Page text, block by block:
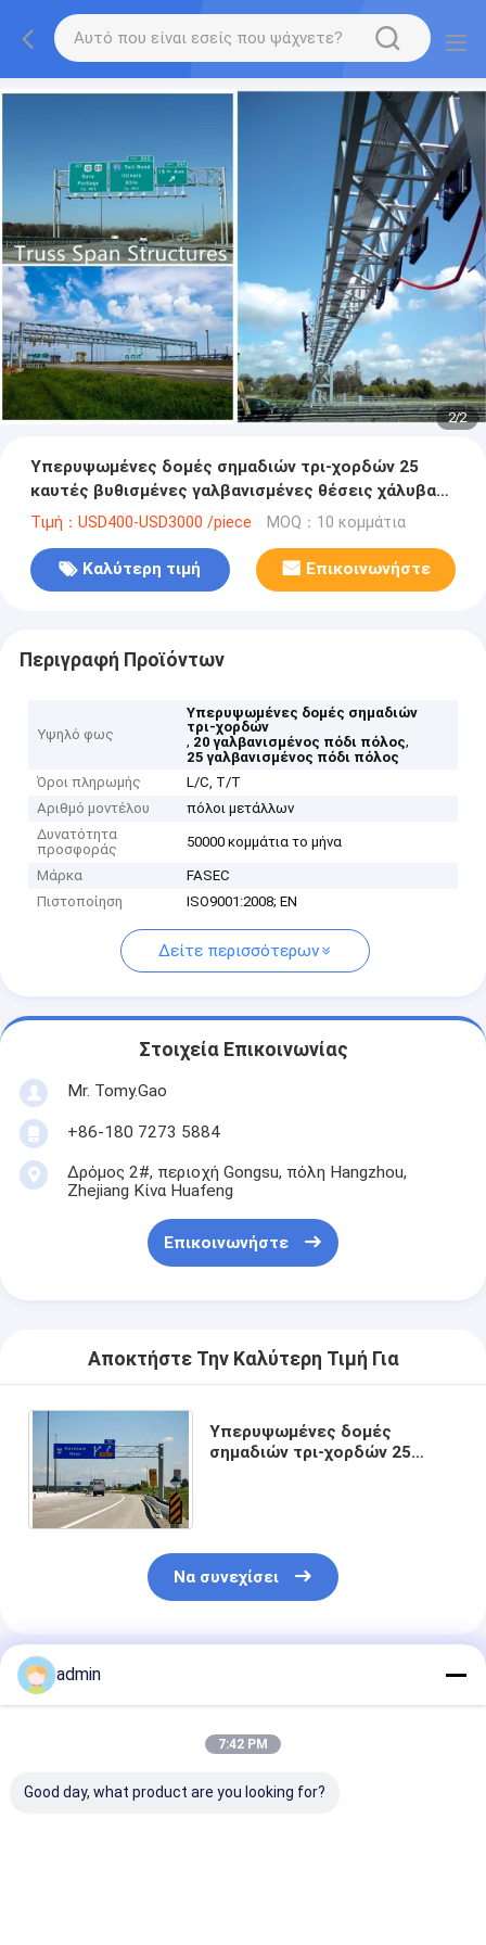
2/2
Υπερυψωμένες δομές σημαδιών τρι-χορδών 25
καυτές βυθισμένες γαλβανισμένες θέσεις χάλυβα
20 ποδιών
Τιμή：USD400-USD3000 /piece MOQ：10 κομμάτια
Καλύτερη τιμή Επικοινωνήστε
Περιγραφή Προϊόντων
Υψηλό φως
Υπερυψωμένες δομές σημαδιών
τρι-χορδών
, 20 γαλβανισμένος πόδι πόλος,
25 γαλβανισμένος πόδι πόλος
Όροι πληρωμής
L/C, T/T
Αριθμό μοντέλου
πόλοι μετάλλων
Δυνατότητα
προσφοράς
50000 κομμάτια το μήνα
Μάρκα
FASEC
Πιστοποίηση
ISO9001:2008; EN
Δείτε περισσότερων
Στοιχεία Επικοινωνίας
Mr. Tomy.Gao
+86-180 7273 5884
Δρόμος 2#, περιοχή Gongsu, πόλη Hangzhou,
Zhejiang Κίνα Huafeng
Επικοινωνήστε
Αποκτήστε Την Καλύτερη Τιμή Για
Υπερυψωμένες δομές
σημαδιών τρι-χορδών 25
Να συνεχίσει
Συνιστώμενα Προϊόντα
admin
7:42 PM
Good day, what product are you looking for?